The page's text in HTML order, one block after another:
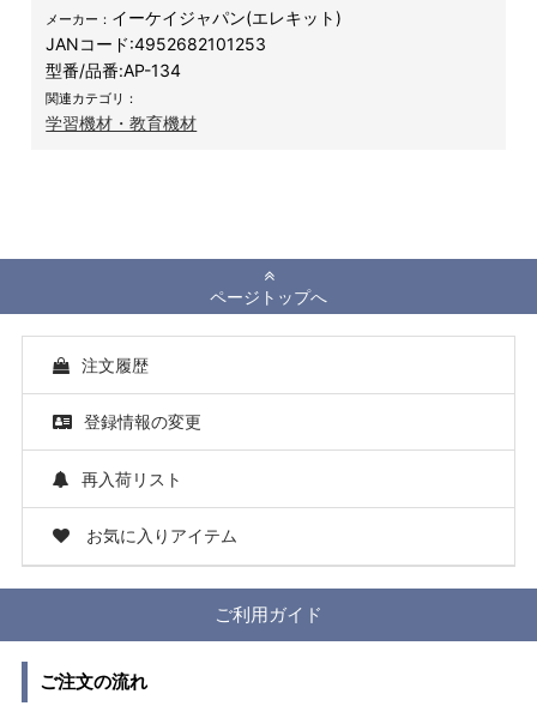
メーカー： イーケイジャパン(エレキット)
JANコード:4952682101253
型番/品番:AP-134
関連カテゴリ：
学習機材・教育機材
ページトップへ
注文履歴
登録情報の変更
再入荷リスト
お気に入りアイテム
ご利用ガイド
ご注文の流れ